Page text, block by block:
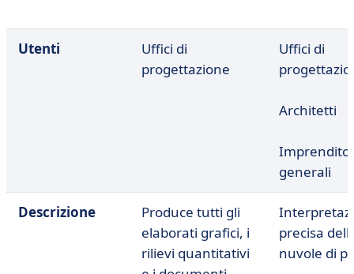
Utenti
Uffici di
progettazione
Uffici di
Architetti
generali
Descrizione
Produce tutti gli
elaborati grafici, i
rilievi quantitativi
precisa
nuvole di